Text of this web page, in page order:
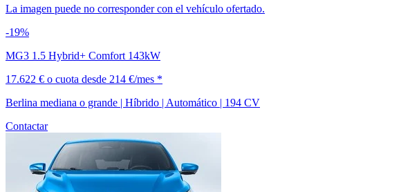
La imagen puede no corresponder con el vehículo ofertado.
-19%
MG3 1.5 Hybrid+ Comfort 143kW
17.622 € o cuota desde 214 €/mes *
Berlina mediana o grande | Híbrido | Automático | 194 CV
Contactar